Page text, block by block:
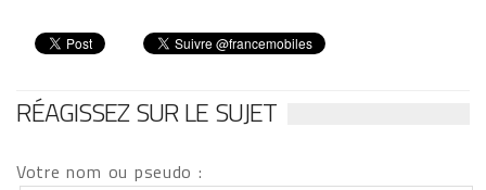
RÉAGISSEZ SUR LE SUJET
Votre nom ou pseudo :